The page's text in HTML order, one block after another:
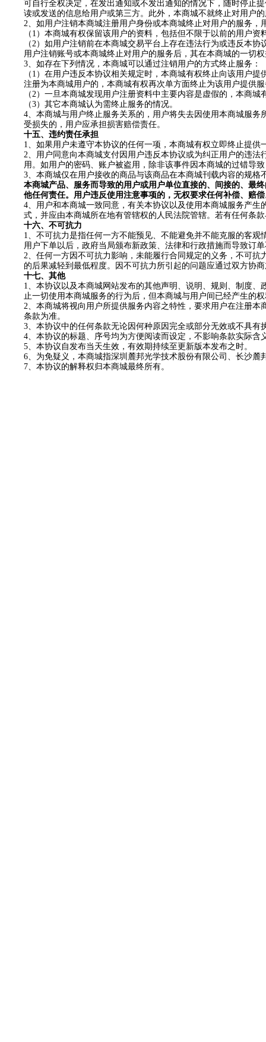
可自行全权决定，在发出通知或不发出通知的情况下，随时停止
读或发送的信息给用户或第三方。此外，本商城不就终止对用户
2、如用户注销本商城注册用户身份或本商城终止对用户的服务
（ 1 ）本商城有权保留该用户的资料，包括但不限于以前的用户资
（2）如用户注销前在本商城交易平台上存在违法行为或违反本协
用户注销账号或本商城终止对用户的服务后，其在本商城的一切
3、如存在下列情况，本商城可以通过注销用户的方式终止服务：
（ 1 ）在用户违反本协议相关规定时，本商城有权终止向该用户提
注册为本商城用户的，本商城有权再次单方面终止为该用户提供
（2）一旦本商城发现用户注册资料中主要内容是虚假的，本商城
（3）其它本商城认为需终止服务的情况。
4、本商城与用户终止服务关系的，用户将失去因使用本商城服
受损失的，用户应承担损害赔偿责任。
十五、违约责任承担
1、如果用户未遵守本协议的任何一项，本商城有权立即终止提供
2、用户同意向本商城支付因用户违反本协议或为纠正用户的违法
用。如用户的密码、账户被盗用，除非该事件因本商城的过错导
3、本商城仅在用户接收的商品与该商品在本商城刊载内容的规
本商城产品、服务而导致的用户或用户单位直接的、间接的、最
他任何责任。用户违反使用注意事项的，无权要求任何补偿、赔
4、用户和本商城一致同意，有关本协议以及使用本商城服务产生
式，并应由本商城所在地有管辖权的人民法院管辖。若有任何条
十六、不可抗力
1、 不可抗力是指任何一方不能预见、不能避免并不能克服的客观
用户下单以后，政府当局颁布新政策、法律和行政措施而导致订单
2、 任何一方因不可抗力影响，未能履行合同规定的义务，不可
的后果减轻到最低程度。因不可抗力所引起的问题应通过双方协
十七、其他
1、 本协议以及本商城网站发布的其他声明、说明、规则、制度
止一切使用本商城服务的行为后，但本商城与用户间已经产生的
2、本商城将视向用户所提供服务内容之特性，要求用户在注册
条款为准。
3、 本协议中的任何条款无论因何种原因完全或部分无效或不具有
4、 本协议的标题、序号均为方便阅读而设定，不影响条款实际含
5、 本协议 自发布当天生效，有效期持续至更新版本发布之时。
6、为免疑义，本商城指深圳麓邦光学技术股份有限公司、长沙麓
7、 本协议的解释权归本商城最终所有。